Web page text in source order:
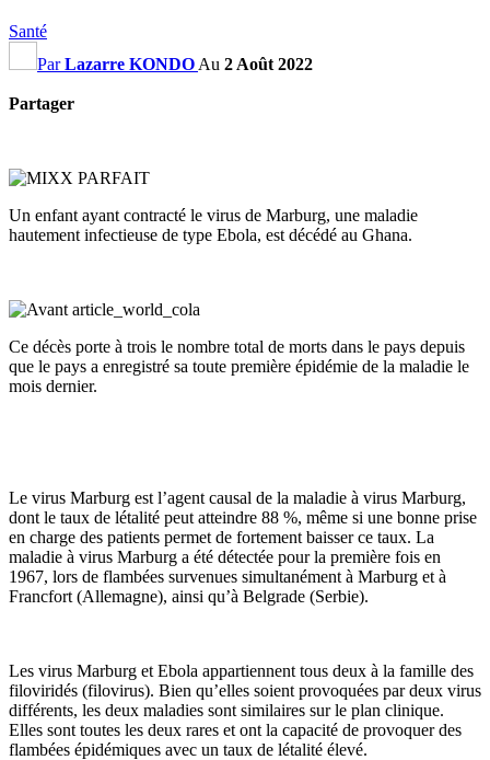
Santé
ParLazarre KONDO Au 2 Août 2022
Partager
Un enfant ayant contracté le virus de Marburg, une maladie
hautement infectieuse de type Ebola, est décédé au Ghana.
Ce décès porte à trois le nombre total de morts dans le pays depuis
que le pays a enregistré sa toute première épidémie de la maladie le
mois dernier.
Le virus Marburg est l’agent causal de la maladie à virus Marburg,
dont le taux de létalité peut atteindre 88 %, même si une bonne prise
en charge des patients permet de fortement baisser ce taux. La
maladie à virus Marburg a été détectée pour la première fois en
1967, lors de flambées survenues simultanément à Marburg et à
Francfort (Allemagne), ainsi qu’à Belgrade (Serbie).
Les virus Marburg et Ebola appartiennent tous deux à la famille des
filoviridés (filovirus). Bien qu’elles soient provoquées par deux virus
différents, les deux maladies sont similaires sur le plan clinique.
Elles sont toutes les deux rares et ont la capacité de provoquer des
flambées épidémiques avec un taux de létalité élevé.